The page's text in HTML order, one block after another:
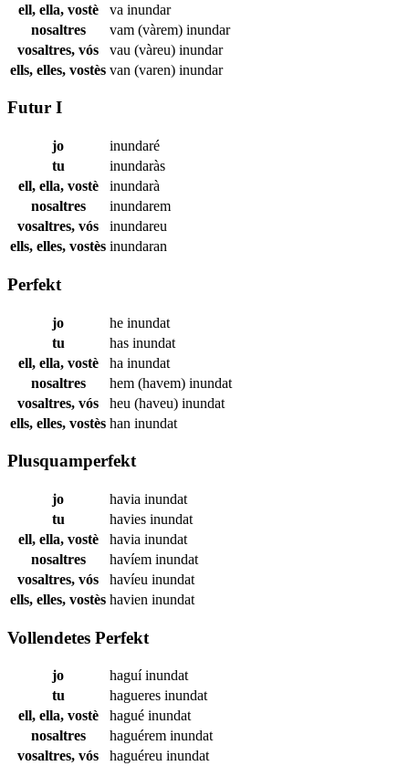
ell, ella, vostè
va inundar
nosaltres
vam (vàrem) inundar
vosaltres, vós
vau (vàreu) inundar
ells, elles, vostès van (varen) inundar
Futur I
jo
inundaré
tu
inundaràs
ell, ella, vostè
inundarà
nosaltres
inundarem
vosaltres, vós
inundareu
ells, elles, vostès inundaran
Perfekt
jo he inundat
tu
has inundat
ell, ella, vostè
ha inundat
nosaltres
hem (havem) inundat
vosaltres, vós
heu (haveu) inundat
ells, elles, vostès han inundat
Plusquamperfekt
jo havia inundat
tu
havies inundat
ell, ella, vostè
havia inundat
nosaltres
havíem inundat
vosaltres, vós
havíeu inundat
ells, elles, vostès havien inundat
Vollendetes Perfekt
jo haguíinundat
tu
hagueres inundat
ell, ella, vostè
hagué inundat
nosaltres
haguérem inundat
vosaltres, vós
haguéreu inundat